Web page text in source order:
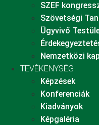
SZEF
Szövetségi
Ügyvivő
Nemzetközi
TEVÉKENYSÉG
Képzések
Konferenciák
Kiadványok
Képgaléria